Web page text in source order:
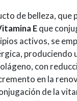
de belleza, que
Eque
activos, se
produciendo
con
en la
de la